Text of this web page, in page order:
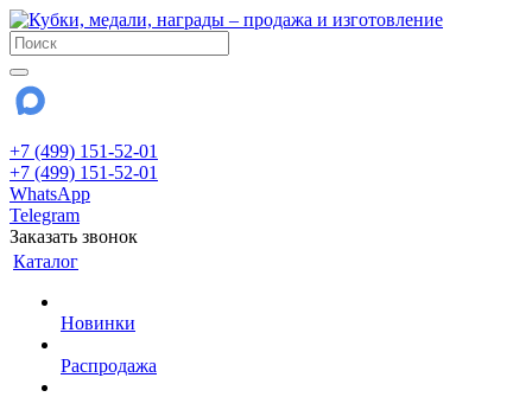
+7 (499) 151-52-01
+7 (499) 151-52-01
WhatsApp
Telegram
Заказать звонок
Каталог
Новинки
Распродажа